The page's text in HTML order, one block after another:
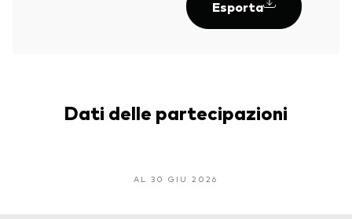
Esporta
Dati delle partecipazioni
AL 30 GIU 2026